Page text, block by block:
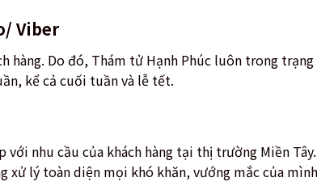
Viber
Do đó, Thám tử Hạnh Phúc luôn trong
kể cả cuối tuần và lễ tết.
nhu cầu của khách hàng tại thị trường Miền
xử lý toàn diện mọi khó khăn, vướng mắc của